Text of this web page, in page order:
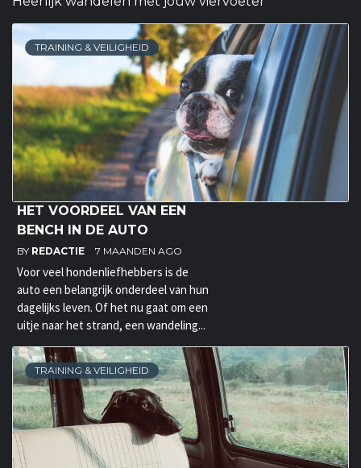
TRAINING & VEILIGHEID
HET VOORDEEL VAN EEN
BENCH IN DE AUTO
BY REDACTIE 7 MAANDEN AGO
Voor veel hondenliefhebbers is de
auto een belangrijk onderdeel van hun
dagelijks leven. Of het nu gaat om een
uitje naar het strand, een wandeling...
TRAINING & VEILIGHEID